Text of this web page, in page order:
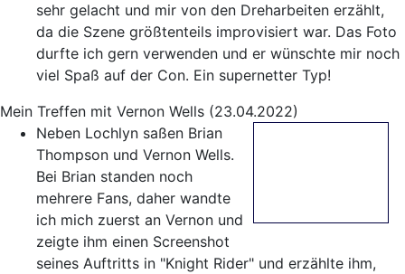
sehr gelacht und mir von den Dreharbeiten erzählt,
da die Szene größtenteils improvisiert war. Das Foto
durfte ich gern verwenden und er wünschte mir noch
viel Spaß auf der Con. Ein supernetter Typ!
Mein Treffen mit Vernon Wells (23.04.2022)
Neben Lochlyn saßen Brian
Thompson und Vernon Wells.
Bei Brian standen noch
mehrere Fans, daher wandte
ich mich zuerst an Vernon und
zeigte ihm einen Screenshot
seines Auftritts in "Knight Rider" und erzählte ihm,